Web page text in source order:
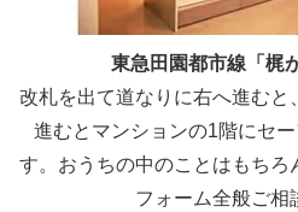
東急田園都市線「梶
改札を出て道なりに右へ進むと
進むとマンションの1階にセ
す。おうちの中のことはもちろ
フォーム全般ご相